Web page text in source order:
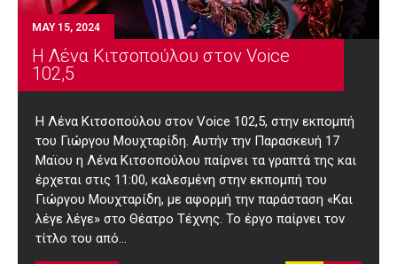
MAY 15, 2024
H Λένα Κιτσοπούλου στον Voice
102,5
H Λένα Κιτσοπούλου στον Voice 102,5, στην εκπομπή
του Γιώργου Μουχταρίδη. Αυτήν την Παρασκευή 17
Μαϊου η Λένα Κιτσοπούλου παίρνει τα γραπτά της και
έρχεται στις 11:00, καλεσμένη στην εκπομπή του
Γιώργου Μουχταρίδη, με αφορμή την παράσταση «Και
λέγε λέγε» στο Θέατρο Τέχνης. Το έργο παίρνει τον
τίτλο του από…